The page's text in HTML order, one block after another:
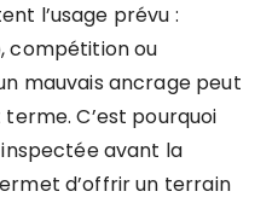
l’usage prévu :
compétition ou
mauvais ancrage peut
C’est pourquoi
avant la
d’offrir un terrain